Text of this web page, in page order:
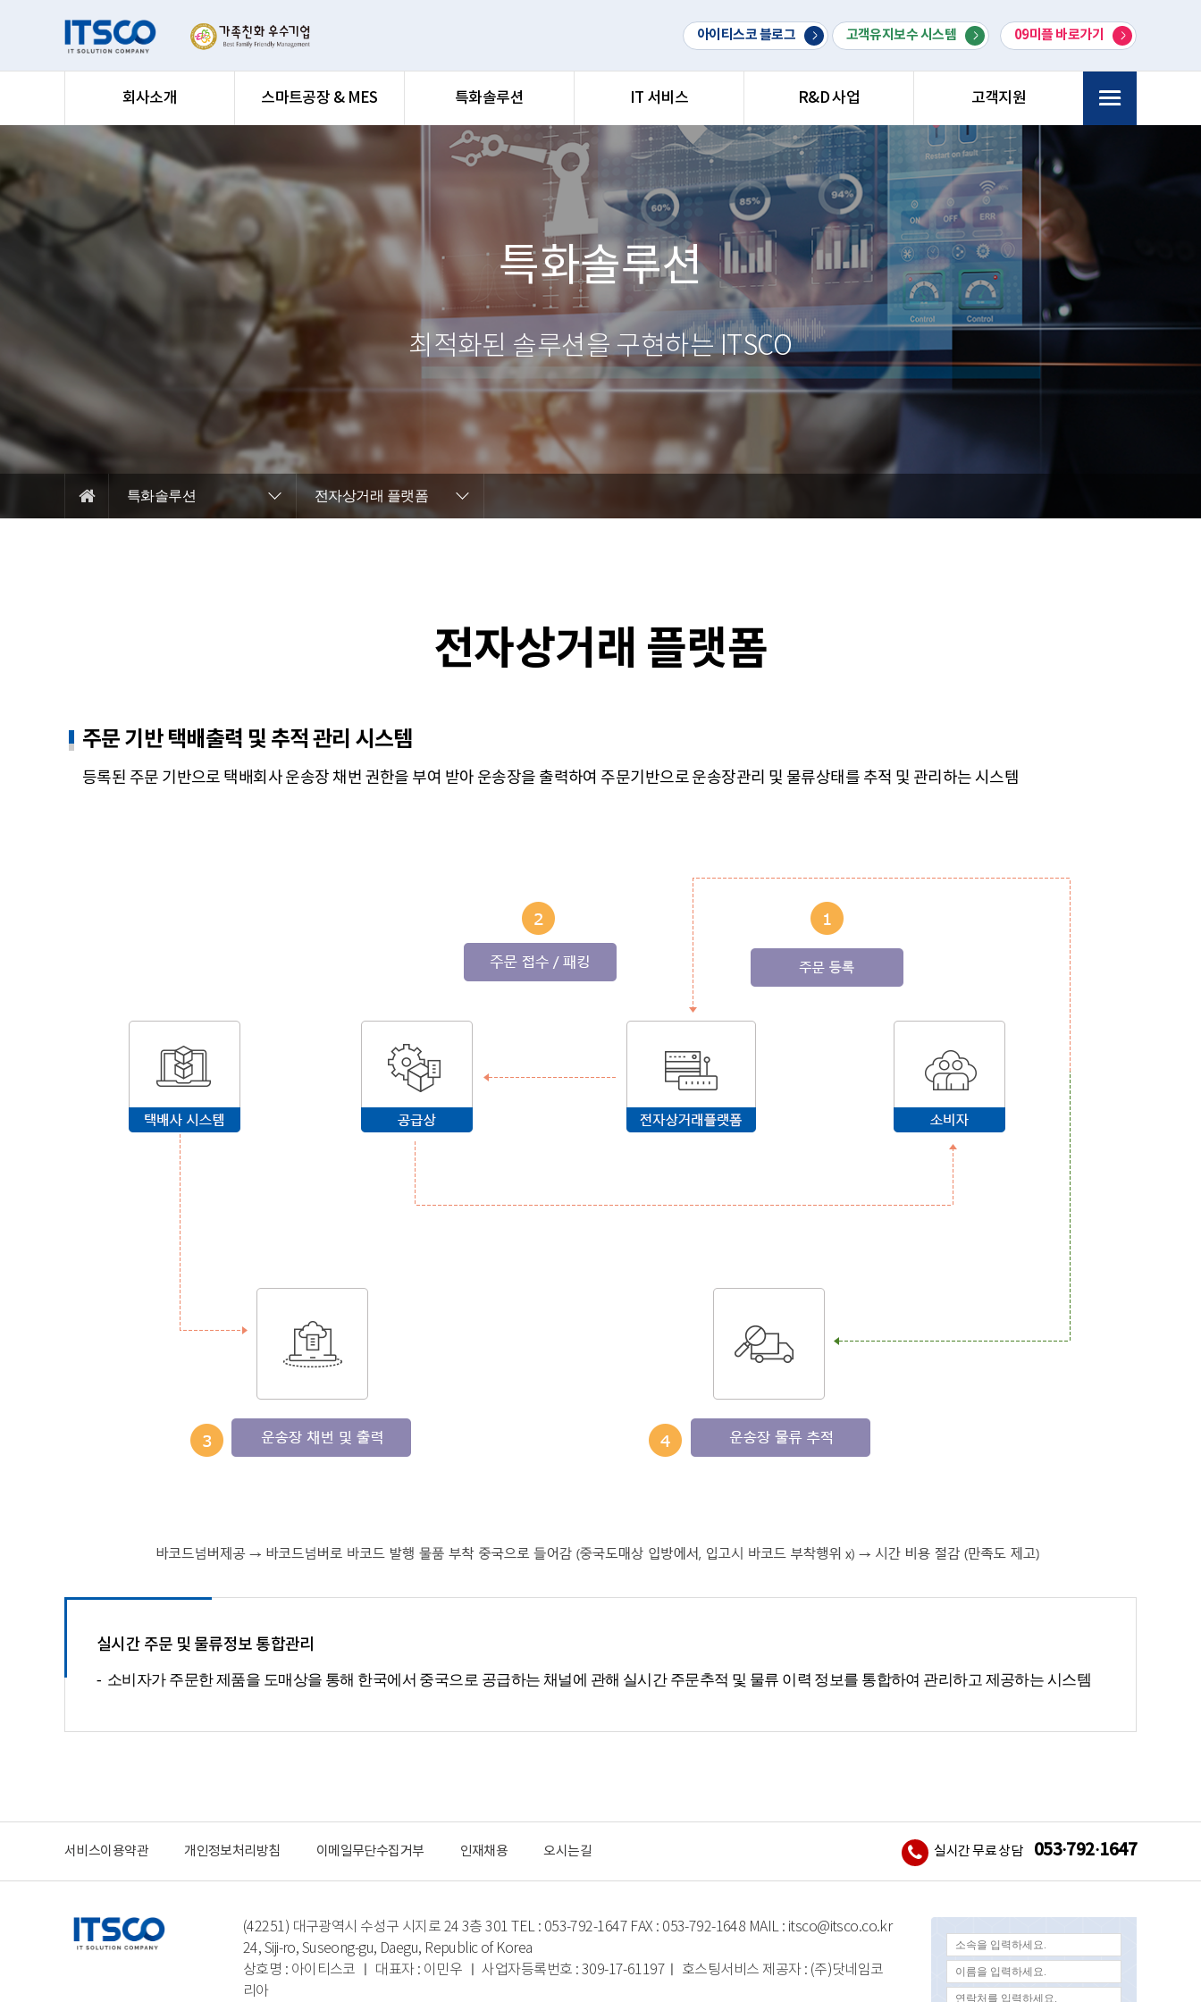
아이티스코 블로그 고객유지보수 시스템 09미플 바로가기
회사소개 스마트공장 & MES 특화솔루션 IT 서비스 R&D 사업 고객지원
회사소개
IT서비스
R&D사업
고객지원
특화솔루션
최적화된 솔루션을 구현하는 ITSCO
특화솔루션 전자상거래 플랫폼
전자상거래 플랫폼
주문 기반 택배출력 및 추적 관리 시스템
등록된 주문 기반으로 택배회사 운송장 채번 권한을 부여 받아 운송장을 출력하여 주문기반으로 운송장관리 및 물류상태를 추적 및 관리하는 시스템
실시간 주문 및 물류정보 통합관리
소비자가 주문한 제품을 도매상을 통해 한국에서 중국으로 공급하는 채널에 관해 실시간 주문추적 및 물류 이력 정보를 통합하여 관리하고 제공하는 시스템
서비스이용약관 개인정보처리방침 이메일무단수집거부 인재채용 오시는길 실시간 무료 상담 053·792·1647
(42251) 대구광역시 수성구 시지로 24 3층 301 TEL : 053-792-1647 FAX : 053-792-1648 MAIL : itsco@itsco.co.kr
24, Siji-ro, Suseong-gu, Daegu, Republic of Korea
상호명 : 아이티스코 ㅣ 대표자 : 이민우 ㅣ 사업자등록번호 : 309-17-61197ㅣ 호스팅서비스 제공자 : (주)닷네임코
리아